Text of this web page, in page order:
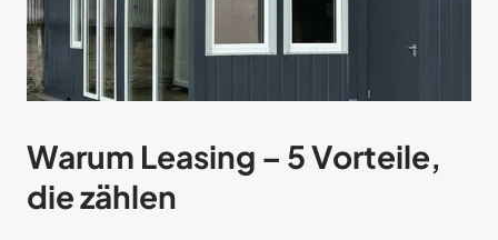
Warum Leasing – 5 Vorteile,
die zählen